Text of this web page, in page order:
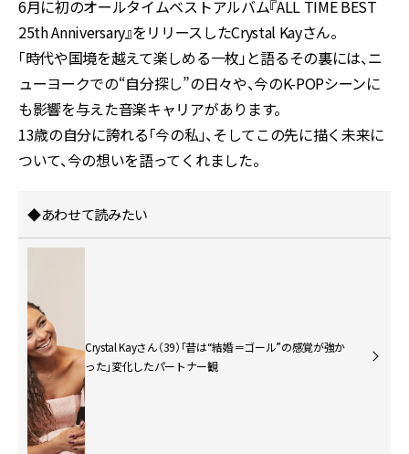
6月に初のオールタイムベストアルバム『ALL TIME BEST
25th Anniversary』をリリースしたCrystal Kayさん。
「時代や国境を越えて楽しめる一枚」と語るその裏には、ニ
ューヨークでの“自分探し”の日々や、今のK-POPシーンに
も影響を与えた音楽キャリアがあります。
13歳の自分に誇れる「今の私」、そしてこの先に描く未来に
ついて、今の想いを語ってくれました。
◆あわせて読みたい
Crystal Kayさん（39）「昔は“結婚＝ゴール”の感覚が強か
った」変化したパートナー観